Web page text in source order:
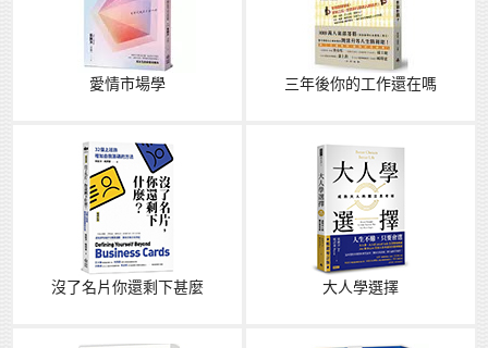
愛情市場學 三年後你的工作還在嗎
沒了名片你還剩下甚麼 大人學選擇